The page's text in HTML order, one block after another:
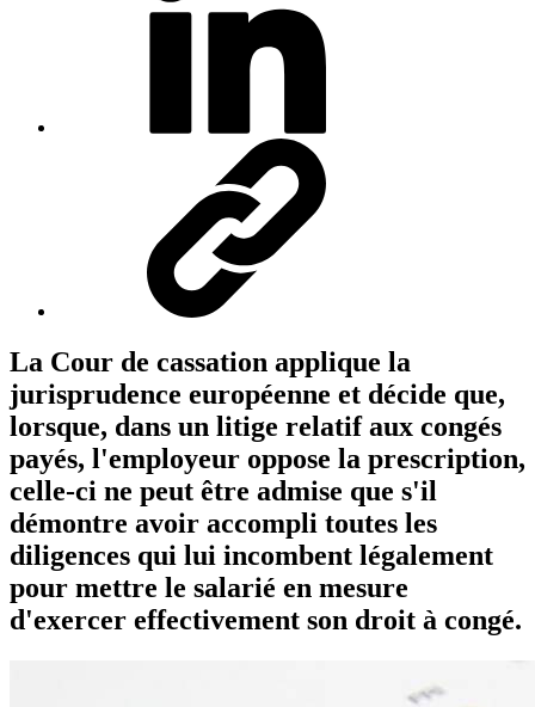
La Cour de cassation applique la
jurisprudence européenne et décide que,
lorsque, dans un litige relatif aux congés
payés, l'employeur oppose la prescription,
celle-ci ne peut être admise que s'il
démontre avoir accompli toutes les
diligences qui lui incombent légalement
pour mettre le salarié en mesure
d'exercer effectivement son droit à congé.